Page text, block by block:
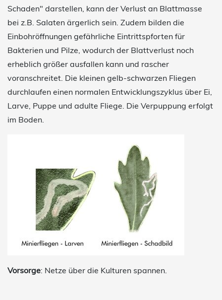
Schaden" darstellen, kann der Verlust an Blattmasse
bei z.B. Salaten ärgerlich sein. Zudem bilden die
Einbohröffnungen gefährliche Eintrittspforten für
Bakterien und Pilze, wodurch der Blattverlust noch
erheblich größer ausfallen kann und rascher
voranschreitet. Die kleinen gelb-schwarzen Fliegen
durchlaufen einen normalen Entwicklungszyklus über Ei,
Larve, Puppe und adulte Fliege. Die Verpuppung erfolgt
im Boden.
Vorsorge: Netze über die Kulturen spannen.